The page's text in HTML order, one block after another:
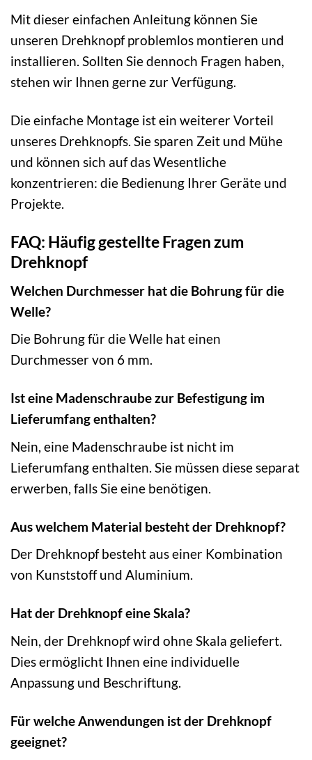
Mit dieser einfachen Anleitung können Sie
unseren Drehknopf problemlos montieren und
installieren. Sollten Sie dennoch Fragen haben,
stehen wir Ihnen gerne zur Verfügung.
Die einfache Montage ist ein weiterer Vorteil
unseres Drehknopfs. Sie sparen Zeit und Mühe
und können sich auf das Wesentliche
konzentrieren: die Bedienung Ihrer Geräte und
Projekte.
FAQ: Häufig gestellte Fragen zum
Drehknopf
Welchen Durchmesser hat die Bohrung für die
Welle?
Die Bohrung für die Welle hat einen
Durchmesser von 6 mm.
Ist eine Madenschraube zur Befestigung im
Lieferumfang enthalten?
Nein, eine Madenschraube ist nicht im
Lieferumfang enthalten. Sie müssen diese separat
erwerben, falls Sie eine benötigen.
Aus welchem Material besteht der Drehknopf?
Der Drehknopf besteht aus einer Kombination
von Kunststoff und Aluminium.
Hat der Drehknopf eine Skala?
Nein, der Drehknopf wird ohne Skala geliefert.
Dies ermöglicht Ihnen eine individuelle
Anpassung und Beschriftung.
Für welche Anwendungen ist der Drehknopf
geeignet?